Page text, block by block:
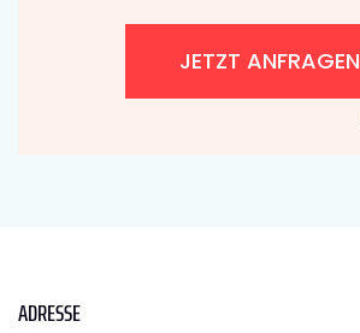
JETZT ANFRAGEN
ADRESSE